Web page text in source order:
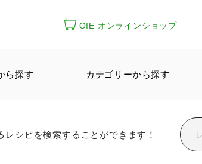
OIE オンラインショップ
ら探す カテゴリーから探す
レシピを検索することができます！